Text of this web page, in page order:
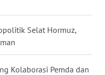
Selat Hormuz,
Kolaborasi Pemda dan